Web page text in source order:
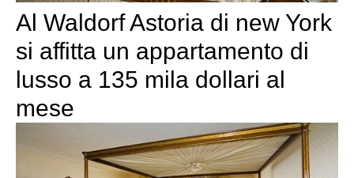
Al Waldorf Astoria di new York
si affitta un appartamento di
lusso a 135 mila dollari al
mese